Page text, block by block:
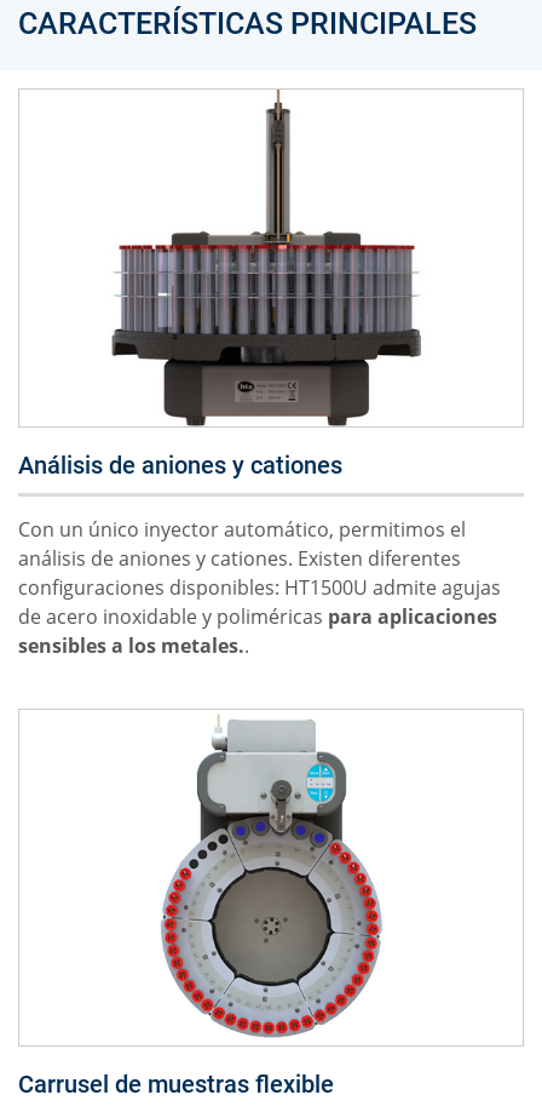
CARACTERÍSTICAS PRINCIPALES
Análisis de aniones y cationes
Con un único inyector automático, permitimos el
análisis de aniones y cationes. Existen diferentes
configuraciones disponibles: HT1500U admite agujas
de acero inoxidable y poliméricas para aplicaciones
sensibles a los metales..
Carrusel de muestras flexible